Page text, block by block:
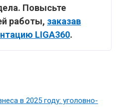
Повысьте
работы, заказав
LIGA360.
в 2025 году: уголовно-